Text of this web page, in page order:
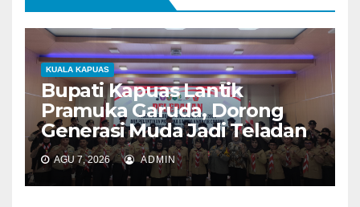
s
KUALA KAPUAS
Bupati Kapuas Lantik
Pramuka Garuda, Dorong
Generasi Muda Jadi Teladan
AGU 7, 2026 ADMIN